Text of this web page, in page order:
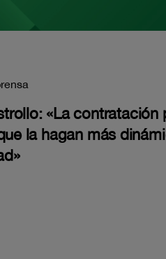
«La contratación
la hagan más